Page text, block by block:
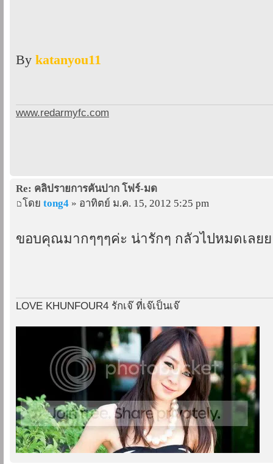
By katanyou11
www.redarmyfc.com
Re: คลิปรายการคันปาก โฟร์-มด
โดย tong4 » อาทิตย์ ม.ค. 15, 2012 5:25 pm
ขอบคุณมากๆๆๆค่ะ น่ารักๆ กลัวไปหมดเลยย
LOVE KHUNFOUR4 รักเจ๊ ที่เจ๊เป็นเจ๊